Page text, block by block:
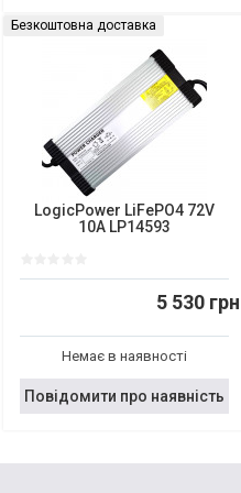
Безкоштовна доставка
LogicPower LiFePO4 72V
10A LP14593
5 530 грн
Немає в наявності
Повідомити про наявність